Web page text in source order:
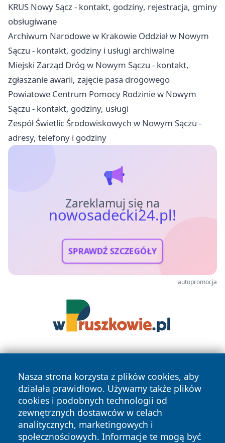
KRUS Nowy Sącz - kontakt, godziny, rejestracja, gminy
obsługiwane
Archiwum Narodowe w Krakowie Oddział w Nowym
Sączu - kontakt, godziny i usługi archiwalne
Miejski Zarząd Dróg w Nowym Sączu - kontakt,
zgłaszanie awarii, zajęcie pasa drogowego
Powiatowe Centrum Pomocy Rodzinie w Nowym
Sączu - kontakt, godziny, usługi
Zespół Świetlic Środowiskowych w Nowym Sączu -
adresy, telefony i godziny
Zareklamuj się na
nowosadecki24.pl!
SPRAWDŹ SZCZEGÓŁY
autopromocja
Nasza strona korzysta z plików cookies, aby
działała prawidłowo. Używamy także plików
cookies i podobnych technologii od
zewnętrznych dostawców w celach
analitycznych, marketingowych i
społecznościowych. Informacje te mogą być
Copyright © 2026 nowosadecki24.pl Wszystkie prawa
zastrzeżone.